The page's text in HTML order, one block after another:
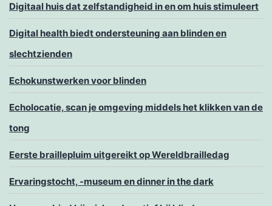
Digitaal huis dat zelfstandigheid in en om huis stimuleert
Digital health biedt ondersteuning aan blinden en
slechtzienden
Echokunstwerken voor blinden
Echolocatie, scan je omgeving middels het klikken van de
tong
Eerste braillepluim uitgereikt op Wereldbrailledag
Ervaringstocht, -museum en dinner in the dark